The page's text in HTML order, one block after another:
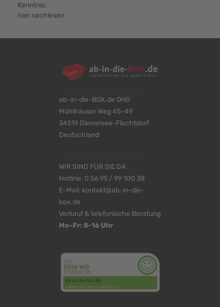
Kenntnis:
hier nachlesen
ab-in-die-BOX.de OHG
Mühlhäuser Weg 45-49
34519 Diemelsee-Flechtdorf
Deutschland
WIR SIND FÜR SIE DA
Hotline: 0 56 95 / 99 100 38
E-Mail: kontakt@ab-in-die-
box.de
Verkauf & telefonische Beratung
Mo-Fr: 8-16 Uhr